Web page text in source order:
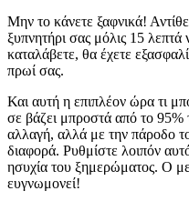
Μην το κάνετε ξαφνικά!
ξυπνητήρι σας μόλις 15
καταλάβετε, θα έχετε
πρωί σας.
Και αυτή η επιπλέον ώρα τι
σε βάζει μπροστά από το
αλλαγή, αλλά με την πάροδο
διαφορά. Ρυθμίστε λοιπόν
ησυχία του ξημερώματος. Ο
ευγνωμονεί!